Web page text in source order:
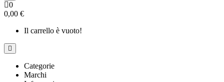
0
0,00 €
Il carrello è vuoto!
Categorie
Marchi